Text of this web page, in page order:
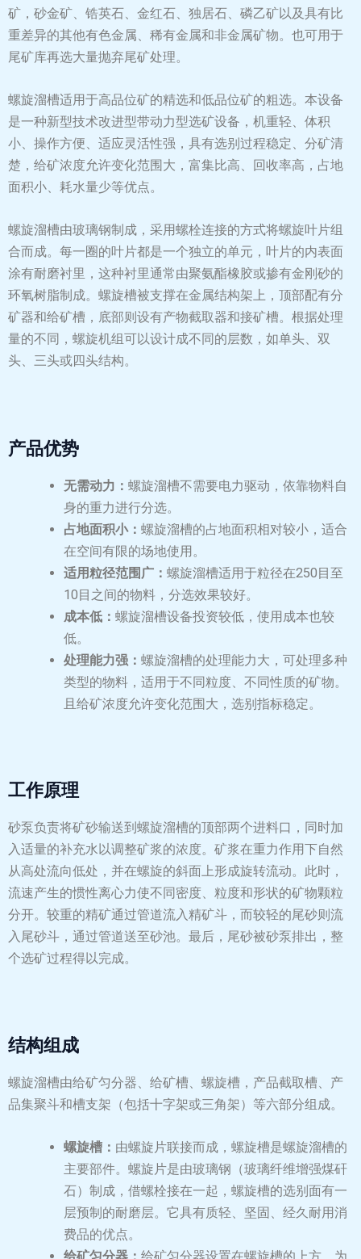
矿，砂金矿、锆英石、金红石、独居石、磷乙矿以及具有比
重差异的其他有色金属、稀有金属和非金属矿物。也可用于
尾矿库再选大量抛弃尾矿处理。
螺旋溜槽适用于高品位矿的精选和低品位矿的粗选。本设备
是一种新型技术改进型带动力型选矿设备，机重轻、体积
小、操作方便、适应灵活性强，具有选别过程稳定、分矿清
楚，给矿浓度允许变化范围大，富集比高、回收率高，占地
面积小、耗水量少等优点。
螺旋溜槽由玻璃钢制成，采用螺栓连接的方式将螺旋叶片组
合而成。每一圈的叶片都是一个独立的单元，叶片的内表面
涂有耐磨衬里，这种衬里通常由聚氨酯橡胶或掺有金刚砂的
环氧树脂制成。螺旋槽被支撑在金属结构架上，顶部配有分
矿器和给矿槽，底部则设有产物截取器和接矿槽。根据处理
量的不同，螺旋机组可以设计成不同的层数，如单头、双
头、三头或四头结构。
产品优势
无需动力：螺旋溜槽不需要电力驱动，依靠物料自
身的重力进行分选。
占地面积小：螺旋溜槽的占地面积相对较小，适合
在空间有限的场地使用。
‌适用粒径范围广‌：螺旋溜槽适用于粒径在250目至
10目之间的物料，分选效果较好。
成本低：螺旋溜槽设备投资较低，使用成本也较
低。
‌处理能力强‌：螺旋溜槽的处理能力大，可处理多种
类型的物料，适用于不同粒度、不同性质的矿物。
且给矿浓度允许变化范围大，选别指标稳定‌。
工作原理
砂泵负责将矿砂输送到螺旋溜槽的顶部两个进料口，同时加
入适量的补充水以调整矿浆的浓度。矿浆在重力作用下自然
从高处流向低处，并在螺旋的斜面上形成旋转流动。此时，
流速产生的惯性离心力使不同密度、粒度和形状的矿物颗粒
分开。较重的精矿通过管道流入精矿斗，而较轻的尾砂则流
入尾砂斗，通过管道送至砂池。最后，尾砂被砂泵排出，整
个选矿过程得以完成。
结构组成
螺旋溜槽由给矿匀分器、给矿槽、螺旋槽，产品截取槽、产
品集聚斗和槽支架（包括十字架或三角架）等六部分组成。
螺旋槽： 由螺旋片联接而成，螺旋槽是螺旋溜槽的
主要部件。螺旋片是由玻璃钢（玻璃纤维增强煤矸
石）制成，借螺栓接在一起，螺旋槽的选别面有一
层预制的耐磨层。它具有质轻、坚固、经久耐用消
费品的优点。